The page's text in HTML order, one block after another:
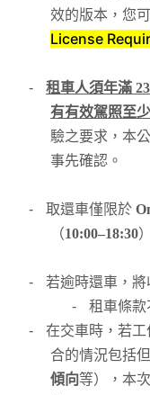
效的版本，您
License
-
租車人須年滿
有有效駕照至
驗之要求，本
事先確認。
- 取還車僅限於
（10:00–18:30
- 若逾時還車，將
-
租車條款
-
在交車時，若
合的情況包括
傾向等），本次